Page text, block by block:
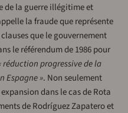
de la guerre illégitime et
la fraude que représente
que le gouvernement
le référendum de 1986 pour
réduction progressive de la
Espagne ». Non seulement
dans le cas de Rota
de Rodríguez Zapatero et